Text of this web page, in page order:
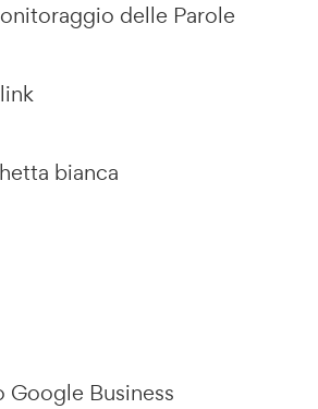
delle Parole
bianca
Business